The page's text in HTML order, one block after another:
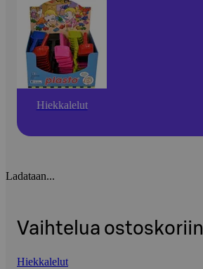
Hiekkalelut
Ladataan...
Vaihtelua ostoskoriin
Hiekkalelut